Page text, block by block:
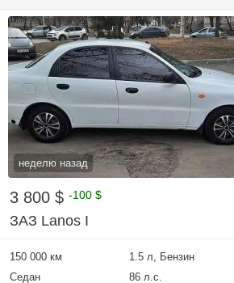
неделю назад
3 800 $ -100 $
ЗАЗ Lanos I
150 000 км 1.5 л, Бензин
Седан
86 л.с.